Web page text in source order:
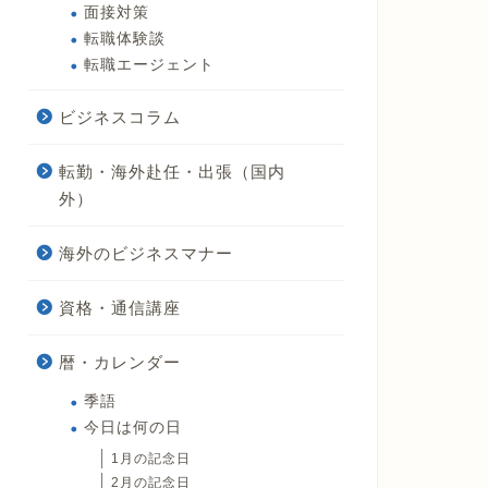
面接対策
転職体験談
転職エージェント
ビジネスコラム
転勤・海外赴任・出張（国内
外）
海外のビジネスマナー
資格・通信講座
暦・カレンダー
季語
今日は何の日
1月の記念日
2月の記念日